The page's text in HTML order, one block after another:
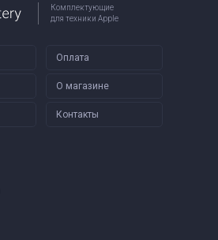
Комплектующие
для техники Apple
Оплата
О магазине
Контакты